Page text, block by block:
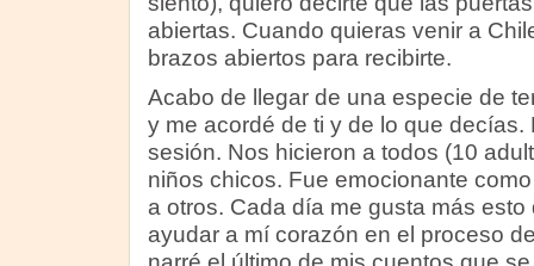
abiertas. Cuando quieras venir a
brazos abiertos para recibirte.
Acabo de llegar de una especie de
y me acordé de ti y de lo que decías.
sesión. Nos hicieron a todos (10
niños chicos. Fue emocionante
a otros. Cada día me gusta más esto
ayudar a mí corazón en el proceso